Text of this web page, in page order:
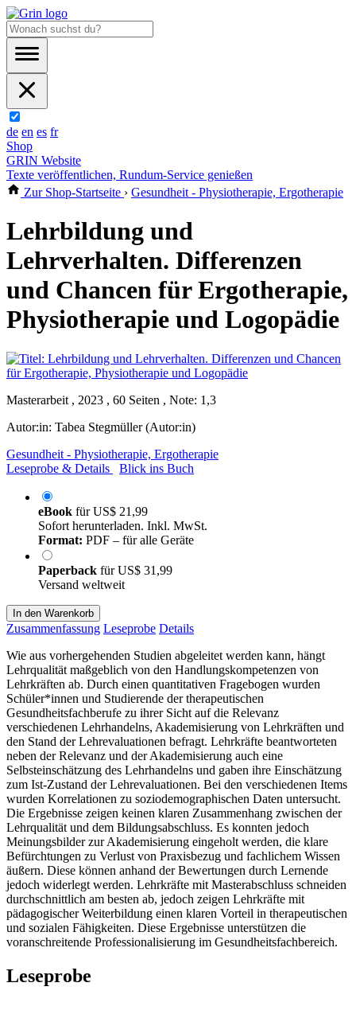
de en es fr
Shop
GRIN Website
Texte veröffentlichen, Rundum-Service genießen
Zur Shop-Startseite › Gesundheit - Physiotherapie, Ergotherapie
Lehrbildung und
Lehrverhalten. Differenzen
und Chancen für Ergotherapie,
Physiotherapie und Logopädie
Masterarbeit , 2023 , 60 Seiten , Note: 1,3
Autor:in: Tabea Stegmüller (Autor:in)
Gesundheit - Physiotherapie, Ergotherapie
Leseprobe & Details
Blick ins Buch
eBook fürUS$ 21,99
Sofort herunterladen. Inkl. MwSt.
Format: PDF – für alle Geräte
Paperback fürUS$ 31,99
Versand weltweit
In den Warenkorb
Zusammenfassung Leseprobe Details
Wie aus vorhergehenden Studien abgeleitet werden kann, hängt
Lehrqualität maßgeblich von den Handlungskompetenzen von
Lehrkräften ab. Durch einen quantitativen Fragebogen wurden
Schüler*innen und Studierende der therapeutischen
Gesundheitsfachberufe zu ihrer Sicht auf die Relevanz
verschiedenen Lehrhandelns, Akademisierung von Lehrkräften und
den Stand der Lehrevaluationen befragt. Lehrkräfte beantworteten
neben der Relevanz und der Akademisierung auch eine
Selbsteinschätzung des Lehrhandelns und gaben ihre Einschätzung
zum Ist-Zustand der Lehrevaluationen. Bei den verschiedenen Items
wurden Korrelationen zu soziodemographischen Daten untersucht.
Die Ergebnisse zeigen keinen klaren Zusammenhang zwischen der
Lehrqualität und dem Bildungsabschluss. Es konnten jedoch
Meinungsbilder zur Akademisierung eingeholt werden, die klare
Befürchtungen zu Verlust von Praxisbezug und fachlichem Wissen
äußern. Diese können anhand der Bewertungen durch Lernende
jedoch widerlegt werden. Lehrkräfte mit Masterabschluss schneiden
durchschnittlich am besten ab, jedoch zeigen Lehrkräfte mit
pädagogischer Weiterbildung einen klaren Vorteil in therapeutischen
und sozialen Fähigkeiten. Diese Ergebnisse unterstützen die
voranschreitende Professionalisierung im Gesundheitsfachbereich.
Leseprobe